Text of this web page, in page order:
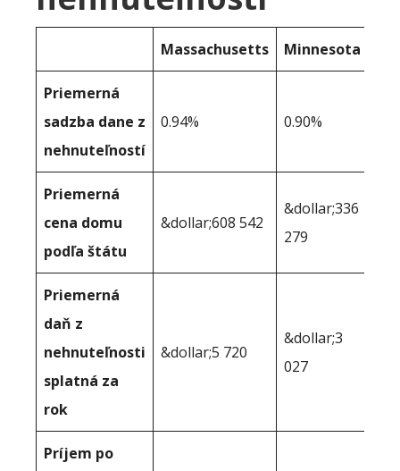
Massachusetts Minnesota
Priemerná
sadzba dane z
nehnuteľností
0.94% 0.90%
Priemerná
cena domu
podľa štátu
&dollar;608 542
&dollar;336
279
Priemerná
daň z
nehnuteľnosti
splatná za
rok
&dollar;5 720
&dollar;3
027
Príjem po